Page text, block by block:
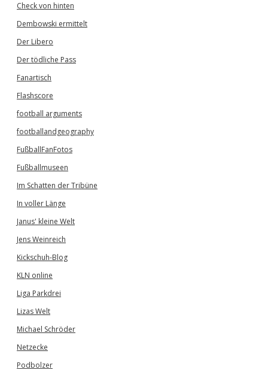
Check von hinten
Dembowski ermittelt
Der Libero
Der tödliche Pass
Fanartisch
Flashscore
football arguments
footballandgeography
FußballFanFotos
Fußballmuseen
Im Schatten der Tribüne
In voller Länge
Janus' kleine Welt
Jens Weinreich
Kickschuh-Blog
KLN online
Liga Parkdrei
Lizas Welt
Michael Schröder
Netzecke
Podbolzer